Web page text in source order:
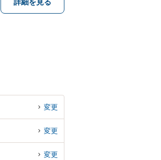
詳細を見る
変更
変更
変更